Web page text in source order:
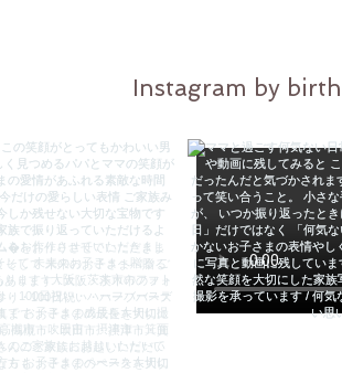
Instagram by